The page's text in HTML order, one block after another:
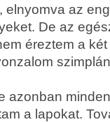
elnyomva az
De az
éreztem a
azonban
a lapokat.